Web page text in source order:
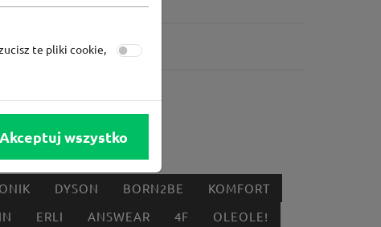
DYSON BORN2BE
KOMFORT
ERLI ANSWEAR 4F
OLEOLE!
te pliki cookie,
Akceptuj wszystko